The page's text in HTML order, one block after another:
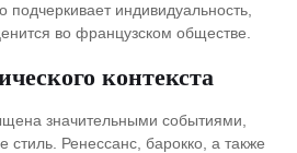
подчеркивает индивидуальность,
во французском обществе.
контекста
значительными событиями,
стиль. Ренессанс, барокко, а также